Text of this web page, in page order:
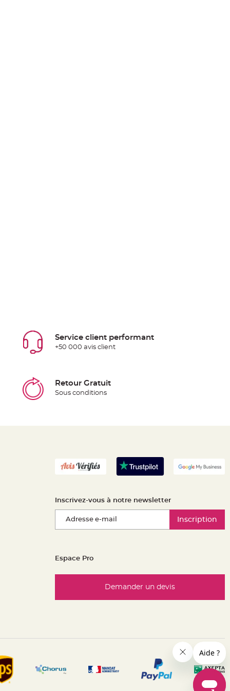
Service client performant
+50 000 avis client
Retour Gratuit
Sous conditions
Inscrivez-vous à notre newsletter
Inscription
Espace Pro
Demander un devis
Personnalisez vos préférences pour